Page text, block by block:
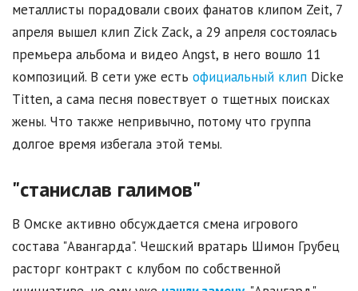
металлисты порадовали своих фанатов клипом Zeit, 7
апреля вышел клип Zick Zack, а 29 апреля состоялась
премьера альбома и видео Angst, в него вошло 11
композиций. В сети уже есть официальный клип Dicke
Titten, а сама песня повествует о тщетных поисках
жены. Что также непривычно, потому что группа
долгое время избегала этой темы.
"станислав галимов"
В Омске активно обсуждается смена игрового
состава "Авангарда". Чешский вратарь Шимон Грубец
расторг контракт с клубом по собственной